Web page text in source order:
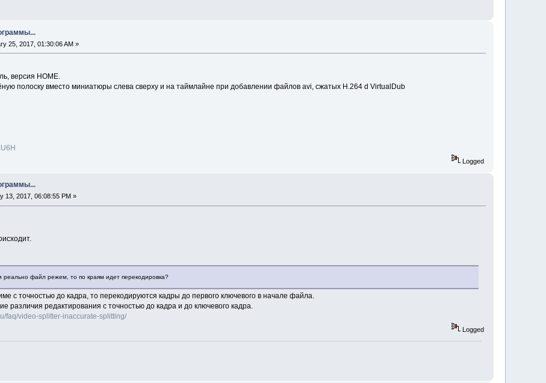
25, 2017, 01:30:06 AM »
версия HOME.
полоску вместо миниатюры слева сверху и на таймлайне при добавлении файлов avi, сжатых H.264 d VirtualDub
Logged
13, 2017, 06:08:55 PM »
реально файл режем, то по краям идет перекодировка?
с точностью до кадра, то перекодируются кадры до первого ключевого в начале файла.
различия редактирования с точностью до кадра и до ключевого кадра.
faq/video-splitter-inaccurate-splitting/
Logged